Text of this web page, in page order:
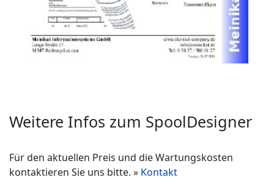
Weitere Infos zum SpoolDesigner
Für den aktuellen Preis und die Wartungskosten
kontaktieren Sie uns bitte. » Kontakt